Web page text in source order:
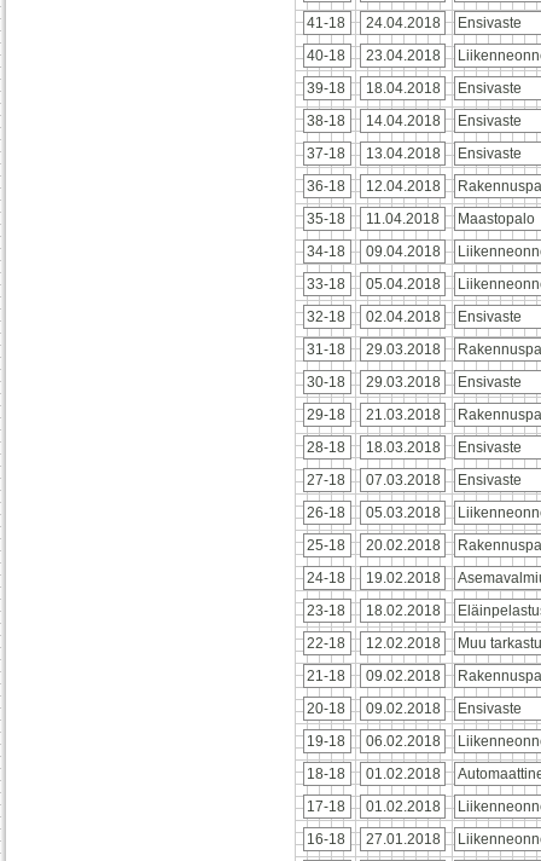
41-18
24.04.2018
Ensivaste
40-18
23.04.2018
39-18
18.04.2018
Ensivaste
38-18
14.04.2018
Ensivaste
37-18
13.04.2018
Ensivaste
36-18
12.04.2018
35-18
11.04.2018
Maastopalo
34-18
09.04.2018
33-18
05.04.2018
32-18
02.04.2018
Ensivaste
31-18
29.03.2018
30-18
29.03.2018
Ensivaste
29-18
21.03.2018
28-18
18.03.2018
Ensivaste
27-18
07.03.2018
Ensivaste
26-18
05.03.2018
25-18
20.02.2018
24-18
19.02.2018
23-18
18.02.2018
22-18
12.02.2018
Muu
21-18
09.02.2018
20-18
09.02.2018
Ensivaste
19-18
06.02.2018
18-18
01.02.2018
17-18
01.02.2018
16-18
27.01.2018